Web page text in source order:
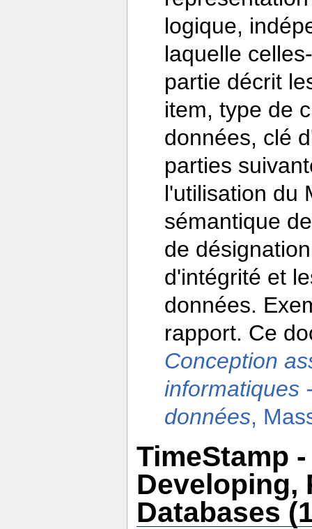
logique,
laquelle
partie décrit
item, type de
données, clé
parties
l'utilisation du
sémantique
de
d'intégrité et
données.
rapport. Ce
Conception
informatiques
données,
TimeStamp
Developing,
Databases